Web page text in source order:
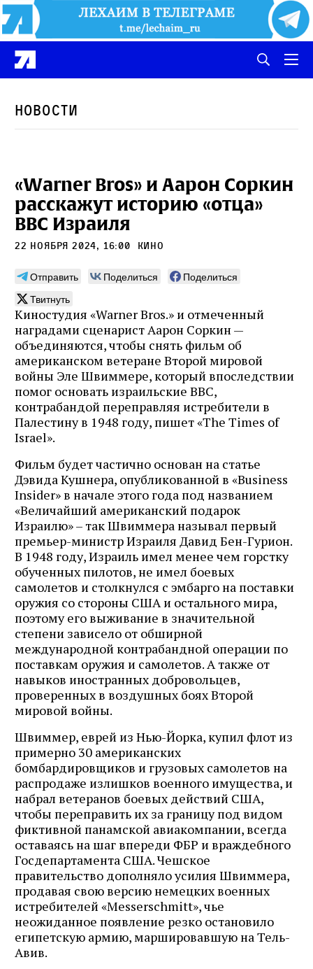
Новости
«Warner Bros» и Аарон Соркин
расскажут историю «отца»
ВВС Израиля
22 ноября 2024, 16:00 Кино
Отправить Поделиться
Поделиться
Твитнуть
Киностудия «Warner Bros.» и отмеченный
наградами сценарист Аарон Соркин —
объединяются, чтобы снять фильм об
американском ветеране Второй мировой
войны Эле Швиммере, который впоследствии
помог основать израильские ВВС,
контрабандой переправляя истребители в
Палестину в 1948 году, пишет «The Times of
Israel».
Фильм будет частично основан на статье
Дэвида Кушнера, опубликованной в «Business
Insider» в начале этого года под названием
«Величайший американский подарок
Израилю» – так Швиммера называл первый
премьер-министр Израиля Давид Бен-Гурион.
В 1948 году, Израиль имел менее чем горстку
обученных пилотов, не имел боевых
самолетов и столкнулся с эмбарго на поставки
оружия со стороны США и остального мира,
поэтому его выживание в значительной
степени зависело от обширной
международной контрабандной операции по
поставкам оружия и самолетов. А также от
навыков иностранных добровольцев,
проверенных в воздушных боях Второй
мировой войны.
Швиммер, еврей из Нью-Йорка, купил флот из
примерно 30 американских
бомбардировщиков и грузовых самолетов на
распродаже излишков военного имущества, и
набрал ветеранов боевых действий США,
чтобы переправить их за границу под видом
фиктивной панамской авиакомпании, всегда
оставаясь на шаг впереди ФБР и враждебного
Госдепартамента США. Чешское
правительство дополняло усилия Швиммера,
продавая свою версию немецких военных
истребителей «Messerschmitt», чье
неожиданное появление резко остановило
египетскую армию, маршировавшую на Тель-
Авив.